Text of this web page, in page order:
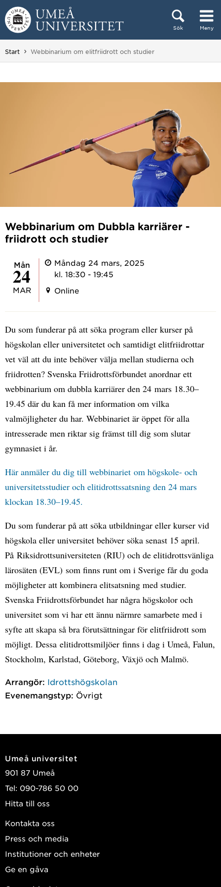
Hoppa direkt till innehållet
Sök Meny
Huvudmenyn dold.
Start Du är här:
Webbinarium om elitfriidrott och studier
Webbinarium om Dubbla karriärer -
friidrott och studier
mån
24
MAR
Måndag 24 mars, 2025
kl. 18:30 - 19:45
Online
Du som funderar på att söka program eller kurser på
högskolan eller universitetet och samtidigt elitfriidrottar
vet väl att du inte behöver välja mellan studierna och
friidrotten? Svenska Friidrottsförbundet anordnar ett
webbinarium om dubbla karriärer den 24 mars 18.30–
19.45 där du kan få mer information om vilka
valmöjligheter du har. Webbinariet är öppet för alla
intresserade men riktar sig främst till dig som slutar
gymnasiet i år.
Här anmäler du dig till webbinariet om högskole- och
universitetsstudier och elitidrottssatsning den 24 mars
klockan 18.30–19.45.
Du som funderar på att söka utbildningar eller kurser vid
högskola eller universitet behöver söka senast 15 april.
På Riksidrottsuniversiteten (RIU) och de elitidrottsvänliga
lärosäten (EVL) som finns runt om i Sverige får du goda
möjligheter att kombinera elitsatsning med studier.
Svenska Friidrottsförbundet har några högskolor och
universitet som vi har ett ännu närmre samarbete med i
syfte att skapa så bra förutsättningar för elitfriidrott som
möjligt. Dessa elitidrottsmiljöer finns i dag i Umeå, Falun,
Stockholm, Karlstad, Göteborg, Växjö och Malmö.
Arrangör: Idrottshögskolan
Evenemangstyp: Övrigt
Umeå universitet
901 87 Umeå
Tel: 090-786 50 00
Hitta till oss
Kontakta oss
Press och media
Institutioner och enheter
Ge en gåva